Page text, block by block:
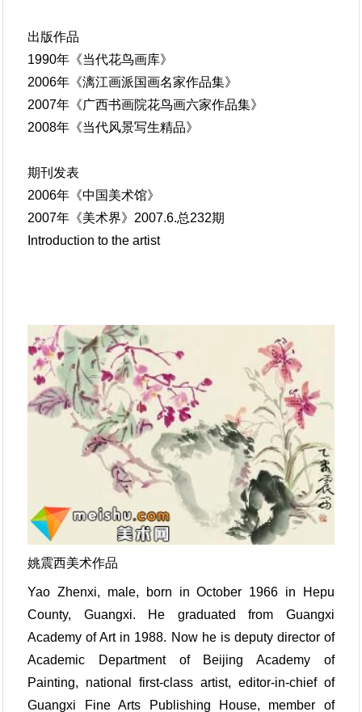
出版作品
1990年《当代花鸟画库》
2006年《漓江画派国画名家作品集》
2007年《广西书画院花鸟画六家作品集》
2008年《当代风景写生精品》
期刊发表
2006年《中国美术馆》
2007年《美术界》2007.6.总232期
Introduction to the artist
姚震西美术作品
Yao Zhenxi, male, born in October 1966 in Hepu
County, Guangxi. He graduated from Guangxi
Academy of Art in 1988. Now he is deputy director of
Academic Department of Beijing Academy of
Painting, national first-class artist, editor-in-chief of
Guangxi Fine Arts Publishing House, member of